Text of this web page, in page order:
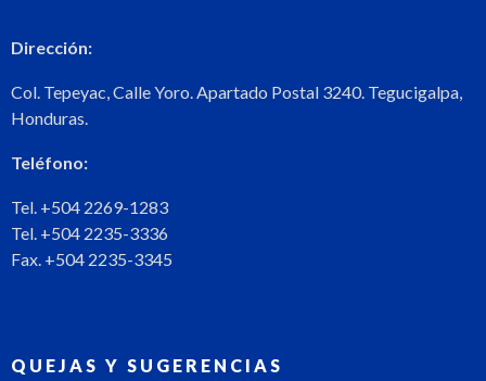
Dirección:
Col. Tepeyac, Calle Yoro. Apartado Postal 3240. Tegucigalpa,
Honduras.
Teléfono:
Tel. +504 2269-1283
Tel. +504 2235-3336
Fax. +504 2235-3345
QUEJAS Y SUGERENCIAS